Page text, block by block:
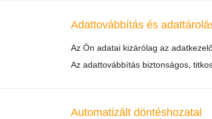
Adattovábbítás és
Az Ön adatai kizárólag az
Az adattovábbítás biztonságos,
Automatizált döntéshozatal